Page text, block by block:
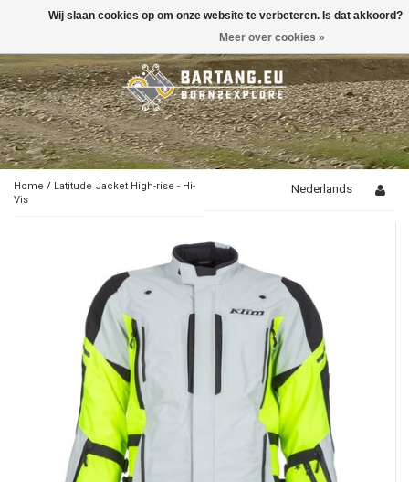
Toggle
Home / Latitude Jacket High-rise - Hi-
Vis
Nederlands
Wij slaan cookies op om onze website te verbeteren. Is dat akkoord?
Meer over cookies »